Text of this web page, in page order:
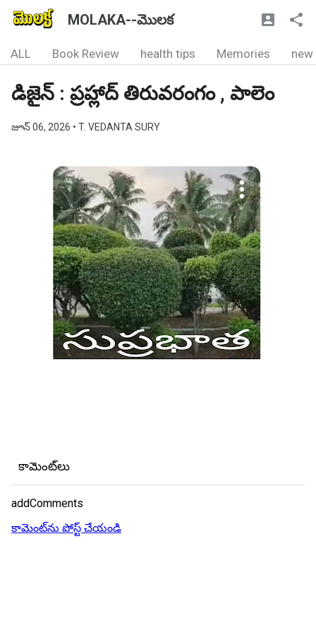
MOLAKA--మొలక
ALL Book Review health tips Memories new
డిజైన్ : ప్రహ్లాద్ తిరువరంగం , పాలెం
జూన్ 06, 2026 • T. VEDANTA SURY
కామెంట్‌లు
addComments
కామెంట్‌ను పోస్ట్ చేయండి